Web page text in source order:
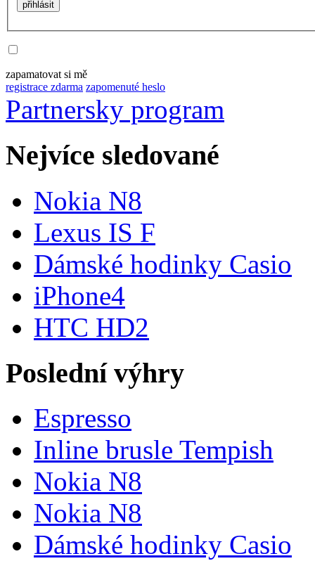
zapamatovat si mě
registrace zdarma zapomenuté heslo
Partnersky program
Nejvíce sledované
Nokia N8
Lexus IS F
Dámské hodinky Casio
iPhone4
HTC HD2
Poslední výhry
Espresso
Inline brusle Tempish
Nokia N8
Nokia N8
Dámské hodinky Casio